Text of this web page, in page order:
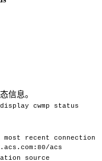
信息。
display cwmp status
of most recent
acs